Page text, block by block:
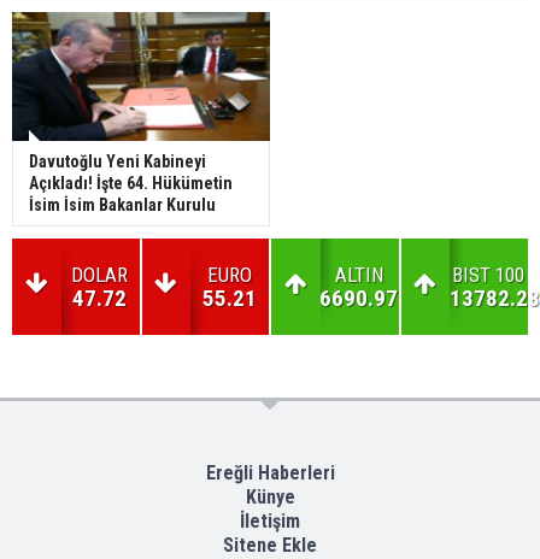
Davutoğlu Yeni Kabineyi
Açıkladı! İşte 64. Hükümetin
İsim İsim Bakanlar Kurulu
DOLAR
47.72
EURO
55.21
ALTIN
6690.97
BIST 100
13782.28
Ereğli Haberleri
Künye
İletişim
Sitene Ekle